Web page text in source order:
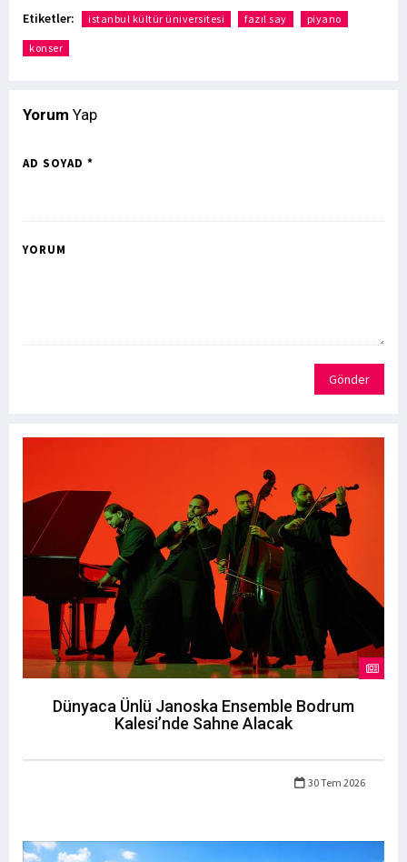
Etiketler: istanbul kültür üniversitesi fazıl say piyano
konser
Yorum Yap
AD SOYAD *
YORUM
Gönder
Dünyaca Ünlü Janoska Ensemble Bodrum
Kalesi’nde Sahne Alacak
30 Tem 2026